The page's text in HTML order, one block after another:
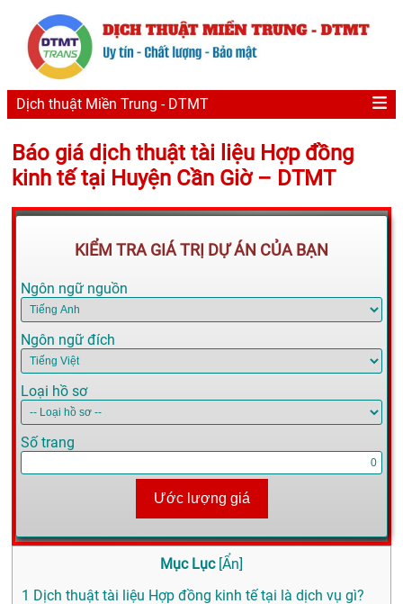
Dịch thuật Miền Trung - DTMT
Báo giá dịch thuật tài liệu Hợp đồng
kinh tế tại Huyện Cần Giờ – DTMT
KIỂM TRA GIÁ TRỊ DỰ ÁN CỦA BẠN
Ngôn ngữ nguồn
Ngôn ngữ đích
Loại hồ sơ
Số trang
Ước lượng giá
Mục Lục [Ẩn]
1 Dịch thuật tài liệu Hợp đồng kinh tế tại là dịch vụ gì?